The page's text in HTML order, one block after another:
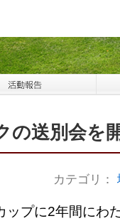
の送別会を
カテゴリ：
プに2年間にわ